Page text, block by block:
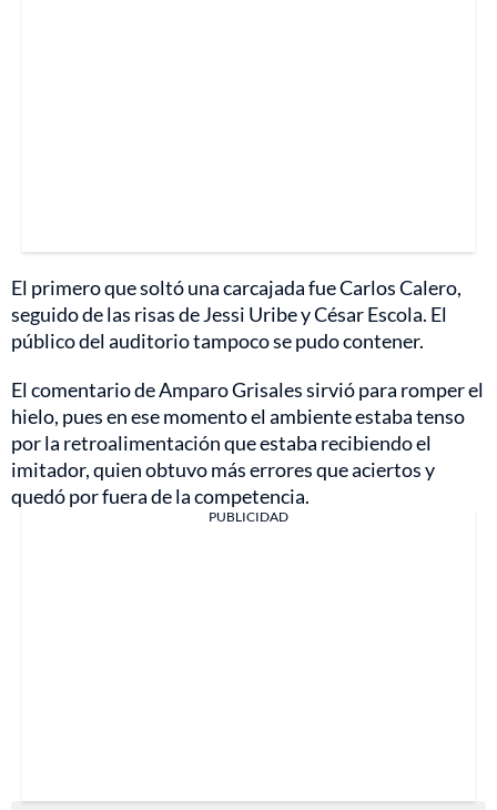
El primero que soltó una carcajada fue Carlos Calero,
seguido de las risas de Jessi Uribe y César Escola. El
público del auditorio tampoco se pudo contener.
El comentario de Amparo Grisales sirvió para romper el
hielo, pues en ese momento el ambiente estaba tenso
por la retroalimentación que estaba recibiendo el
imitador, quien obtuvo más errores que aciertos y
quedó por fuera de la competencia.
PUBLICIDAD